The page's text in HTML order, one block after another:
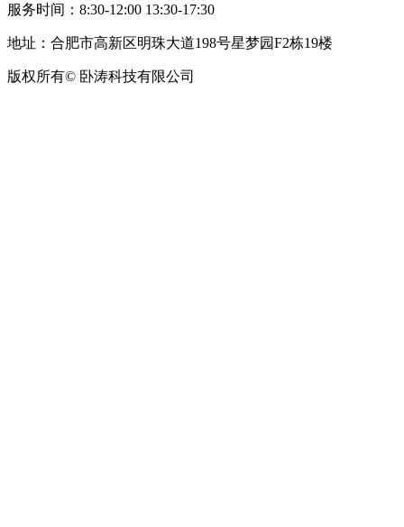
服务时间：8:30-12:00 13:30-17:30
地址：合肥市高新区明珠大道198号星梦园F2栋19楼
版权所有© 卧涛科技有限公司